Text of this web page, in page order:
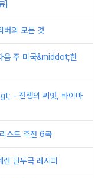
]
버의 모든 것
음 주 미국&middot;한
- 전쟁의 씨앗, 바이마
스트 추천 6곡
만두국 레시피